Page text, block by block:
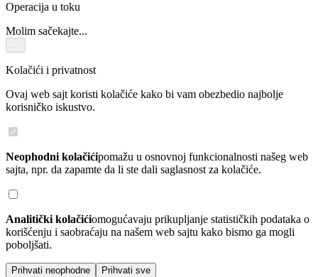
Operacija u toku
Molim sačekajte...
...
Kolačići i privatnost
Ovaj web sajt koristi kolačiće kako bi vam obezbedio najbolje
korisničko iskustvo.
Neophodni kolačićipomažu u osnovnoj funkcionalnosti našeg web
sajta, npr. da zapamte da li ste dali saglasnost za kolačiće.
Analitički kolačićiomogućavaju prikupljanje statističkih podataka o
korišćenju i saobraćaju na našem web sajtu kako bismo ga mogli
poboljšati.
Prihvati neophodne Prihvati sve